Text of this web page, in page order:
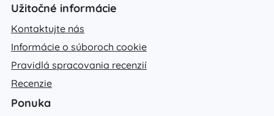
Užitočné informácie
Kontaktujte nás
Informácie o súboroch cookie
Pravidlá spracovania recenzií
Recenzie
Ponuka